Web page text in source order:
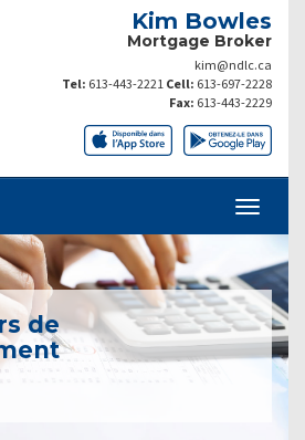
Kim Bowles
Mortgage Broker
kim@ndlc.ca
Tel: 613-443-2221 Cell: 613-697-2228
Fax: 613-443-2229
de